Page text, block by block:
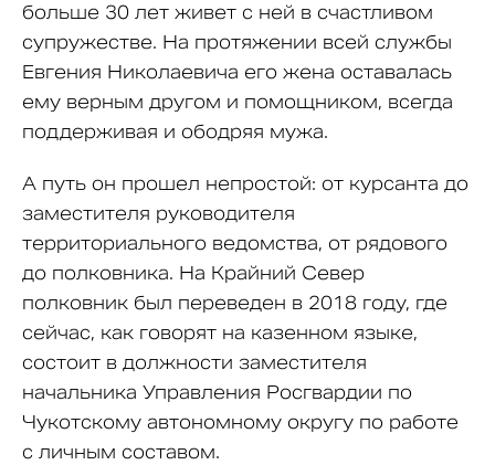
больше 30 лет живет с ней в счастливом
супружестве. На протяжении всей службы
Евгения Николаевича его жена оставалась
ему верным другом и помощником, всегда
поддерживая и ободряя мужа.
А путь он прошел непростой: от курсанта до
заместителя руководителя
территориального ведомства, от рядового
до полковника. На Крайний Север
полковник был переведен в 2018 году, где
сейчас, как говорят на казенном языке,
состоит в должности заместителя
начальника Управления Росгвардии по
Чукотскому автономному округу по работе
с личным составом.